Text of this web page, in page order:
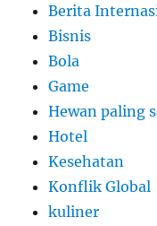
Berita
Bisnis
Bola
Game
Hewan paling
Hotel
Kesehatan
Konflik Global
kuliner